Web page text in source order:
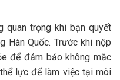
quan trọng khi bạn quyết
Hàn Quốc. Trước khi nộp
để đảm bảo không mắc
lực để làm việc tại môi